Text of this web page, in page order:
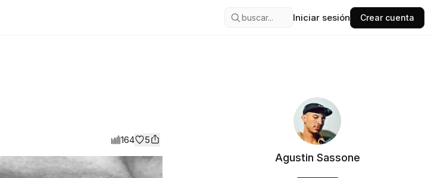
buscar... Iniciar sesión Crear cuenta
164 5
Agustin Sassone